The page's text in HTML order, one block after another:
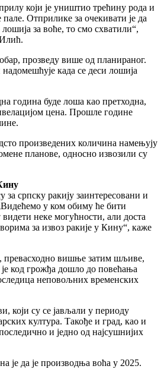
који је уништио трећину рода и
Отприлике за очекивати је да
за воће, то смо схватили“,
прозведу више од планираног.
надомешћује када се деси лошија
година буде лоша као претходна,
цена. Прошле године
произведених количина намењују
планове, односно извозили су
за српску ракију заинтересовани и
у ком обиму ће бити
неке могућности, али доста
за извоз ракије у Кину“, каже
вишње затим шљиве,
је код грожђа дошло до повећања
неповољних временских
који су се јављали у периоду
култура. Такође и град, као и
и једно од најсушнијих
је да је производња воћа у 2025.